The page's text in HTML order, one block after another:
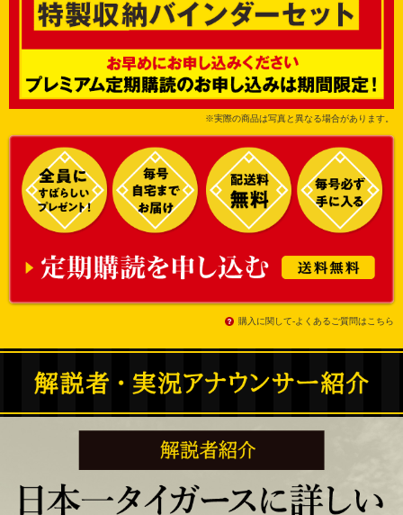
※実際の商品は写真と異なる場合があります。
購入に関して-よくあるご質問はこちら